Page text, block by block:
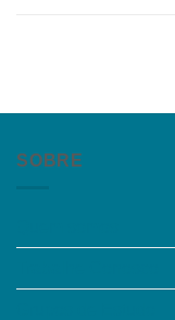
SOBRE